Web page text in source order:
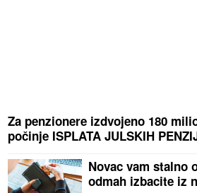
Za penzionere izdvojeno 180
počinje ISPLATA JULSKIH
Novac vam stalno
odmah izbacite iz